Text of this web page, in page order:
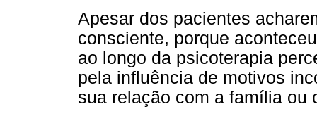
Apesar dos pacientes
consciente, porque
ao longo da psicoterapia
pela influência de motivos
sua relação com a família ou